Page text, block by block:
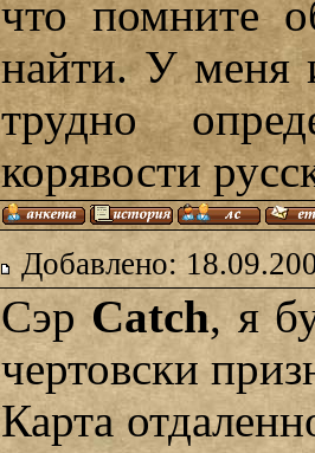
что помните
найти. У меня
трудно
корявости
Добавлено:
СэрCatch, я
чертовски
Карта